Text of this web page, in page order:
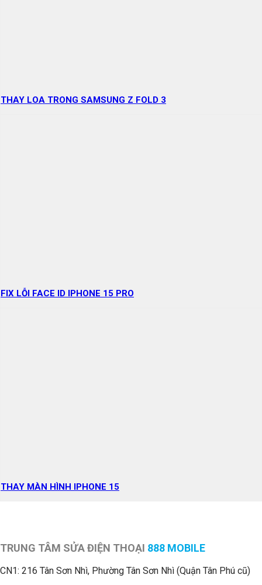
THAY LOA TRONG SAMSUNG Z FOLD 3
FIX LỖI FACE ID IPHONE 15 PRO
THAY MÀN HÌNH IPHONE 15
TRUNG TÂM SỬA ĐIỆN THOẠI 888 MOBILE
CN1: 216 Tân Sơn Nhì, Phường Tân Sơn Nhì (Quận Tân Phú cũ)